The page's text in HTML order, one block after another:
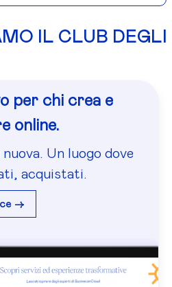
IL CLUB DEGLI
per chi crea e
online.
Un luogo dove
acquistati.
->